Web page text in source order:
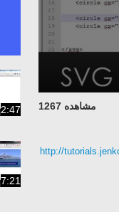
مشاهده 1267
http://
2:47
7:21